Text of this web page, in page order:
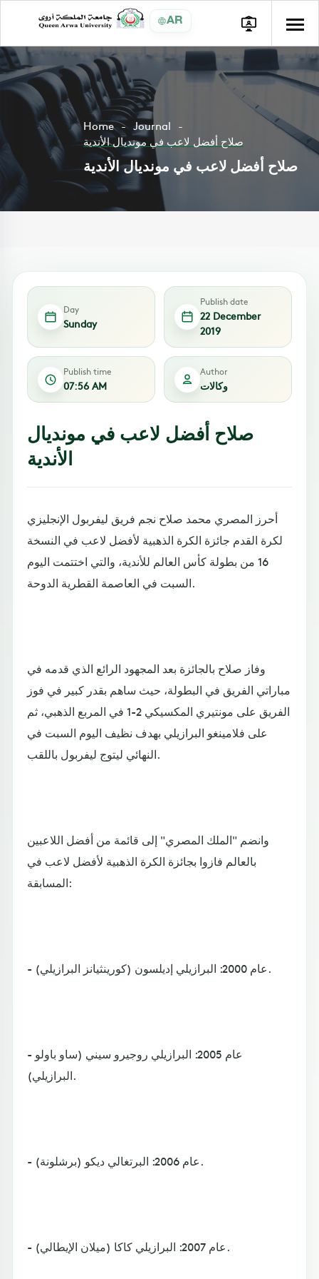
AR
Home
Journal
صلاح أفضل لاعب في مونديال الأندية
صلاح أفضل لاعب في مونديال الأندية
Day
Sunday
Publish date
22 December
2019
Publish time
07:56 AM
Author
وكالات
صلاح أفضل لاعب في مونديال
الأندية
أحرز المصري محمد صلاح نجم فريق ليفربول الإنجليزي
لكرة القدم جائزة الكرة الذهبية لأفضل لاعب في النسخة
16 من بطولة كأس العالم للأندية، والتي اختتمت اليوم
السبت في العاصمة القطرية الدوحة.
وفاز صلاح بالجائزة بعد المجهود الرائع الذي قدمه في
مباراتي الفريق في البطولة، حيث ساهم بقدر كبير في فوز
الفريق على مونتيري المكسيكي 2-1 في المربع الذهبي، ثم
على فلامينغو البرازيلي بهدف نظيف اليوم السبت في
النهائي ليتوج ليفربول باللقب.
وانضم "الملك المصري" إلى قائمة من أفضل اللاعبين
بالعالم فازوا بجائزة الكرة الذهبية لأفضل لاعب في
المسابقة:
- عام 2000: البرازيلي إديلسون (كورينثيانز البرازيلي).
- عام 2005: البرازيلي روجيرو سيني (ساو باولو
البرازيلي).
- عام 2006: البرتغالي ديكو (برشلونة).
- عام 2007: البرازيلي كاكا (ميلان الإيطالي).